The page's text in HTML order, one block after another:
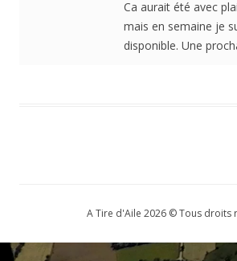
Ca aurait été avec
mais en semaine je
disponible. Une
A Tire d'Aile 2026 © Tous droits